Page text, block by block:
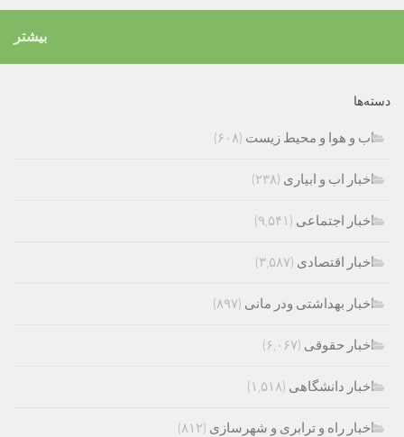
بیشتر
دسته‌ها
اب و هوا و محیط زیست (۶۰۸)
اخبار اب و ابیاری (۲۳۸)
اخبار اجتماعی (۹,۵۴۱)
اخبار اقتصادی (۳,۵۸۷)
اخبار بهداشتی ودر مانی (۸۹۷)
اخبار حقوقی (۶,۰۶۷)
اخبار دانشگاهی (۱,۵۱۸)
اخبار راه و ترابری و شهرسازی (۸۱۲)